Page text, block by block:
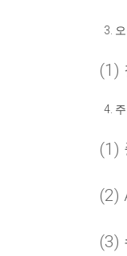
(1)
(1)
(2)
(3)